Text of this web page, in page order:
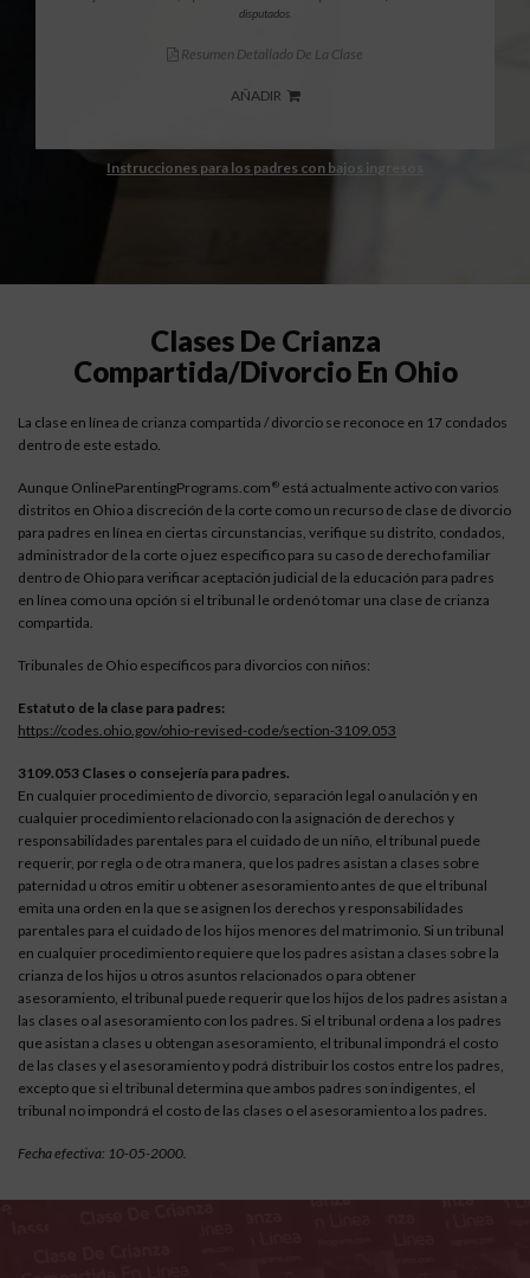
disputados.
Resumen Detallado De La Clase
AÑADIR
Instrucciones para los padres con bajos ingresos
Clases De Crianza
Compartida/divorcio En Ohio
La clase en línea de crianza compartida / divorcio se reconoce en 17 condados
dentro de este estado.
Aunque OnlineParentingPrograms.com ® está actualmente activo con varios
distritos en Ohio a discreción de la corte como un recurso de clase de divorcio
para padres en línea en ciertas circunstancias, verifique su distrito, condados,
administrador de la corte o juez específico para su caso de derecho familiar
dentro de Ohio para verificar aceptación judicial de la educación para padres
en línea como una opción si el tribunal le ordenó tomar una clase de crianza
compartida.
Tribunales de Ohio específicos para divorcios con niños:
Estatuto de la clase para padres:
https://codes.ohio.gov/ohio-revised-code/section-3109.053
3109.053 Clases o consejería para padres.
En cualquier procedimiento de divorcio, separación legal o anulación y en
cualquier procedimiento relacionado con la asignación de derechos y
responsabilidades parentales para el cuidado de un niño, el tribunal puede
requerir, por regla o de otra manera, que los padres asistan a clases sobre
paternidad u otros emitir u obtener asesoramiento antes de que el tribunal
emita una orden en la que se asignen los derechos y responsabilidades
parentales para el cuidado de los hijos menores del matrimonio. Si un tribunal
en cualquier procedimiento requiere que los padres asistan a clases sobre la
crianza de los hijos u otros asuntos relacionados o para obtener
asesoramiento, el tribunal puede requerir que los hijos de los padres asistan a
las clases o al asesoramiento con los padres. Si el tribunal ordena a los padres
que asistan a clases u obtengan asesoramiento, el tribunal impondrá el costo
de las clases y el asesoramiento y podrá distribuir los costos entre los padres,
excepto que si el tribunal determina que ambos padres son indigentes, el
tribunal no impondrá el costo de las clases o el asesoramiento a los padres.
Fecha efectiva: 10-05-2000.